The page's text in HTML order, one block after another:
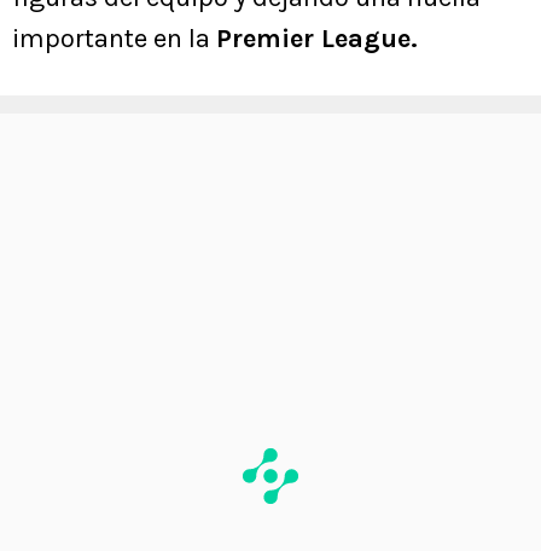
importante en la Premier League.